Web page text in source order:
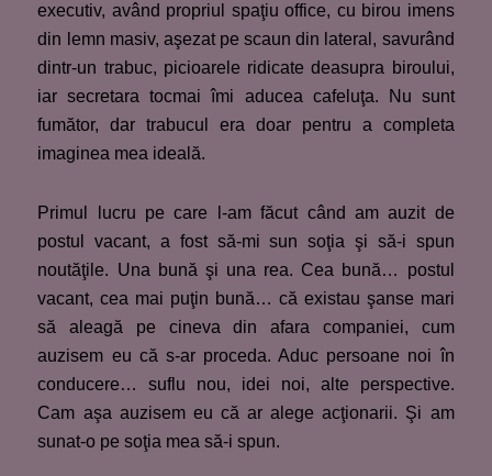
executiv, având propriul spaţiu office, cu birou imens
din lemn masiv, aşezat pe scaun din lateral, savurând
dintr-un trabuc, picioarele ridicate deasupra biroului,
iar secretara tocmai îmi aducea cafeluţa. Nu sunt
fumător, dar trabucul era doar pentru a completa
imaginea mea ideală.
Primul lucru pe care l-am făcut când am auzit de
postul vacant, a fost să-mi sun soţia şi să-i spun
noutăţile. Una bună şi una rea. Cea bună… postul
vacant, cea mai puţin bună… că existau şanse mari
să aleagă pe cineva din afara companiei, cum
auzisem eu că s-ar proceda. Aduc persoane noi în
conducere… suflu nou, idei noi, alte perspective.
Cam aşa auzisem eu că ar alege acţionarii. Şi am
sunat-o pe soţia mea să-i spun.